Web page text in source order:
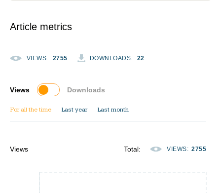
Article metrics
VIEWS: 2755 DOWNLOADS: 22
For all the time Last year Last month
Views Downloads
Views Total: VIEWS: 2755